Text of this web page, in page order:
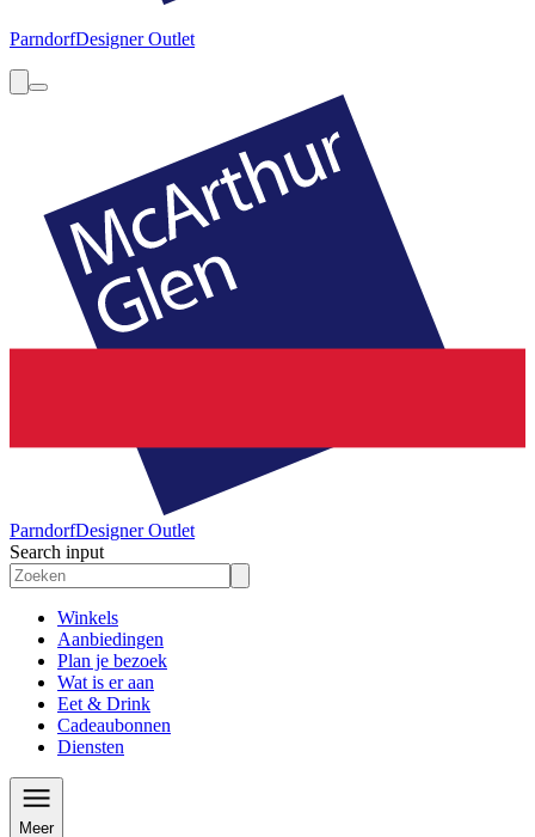
ParndorfDesigner Outlet
ParndorfDesigner Outlet
Search input
Winkels
Aanbiedingen
Plan je bezoek
Wat is er aan
Eet & Drink
Cadeaubonnen
Diensten
Meer